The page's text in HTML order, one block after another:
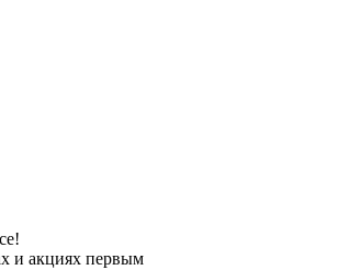
и акциях первым